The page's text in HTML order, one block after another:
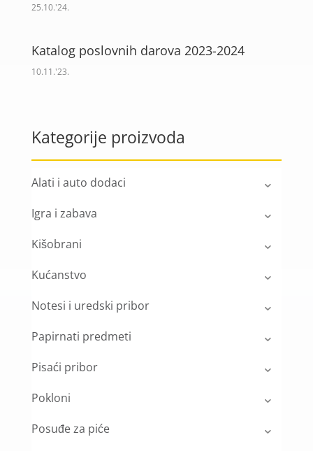
25.10.'24.
Katalog poslovnih darova 2023-2024
10.11.'23.
Kategorije proizvoda
Alati i auto dodaci
Igra i zabava
Kišobrani
Kućanstvo
Notesi i uredski pribor
Papirnati predmeti
Pisaći pribor
Pokloni
Posuđe za piće